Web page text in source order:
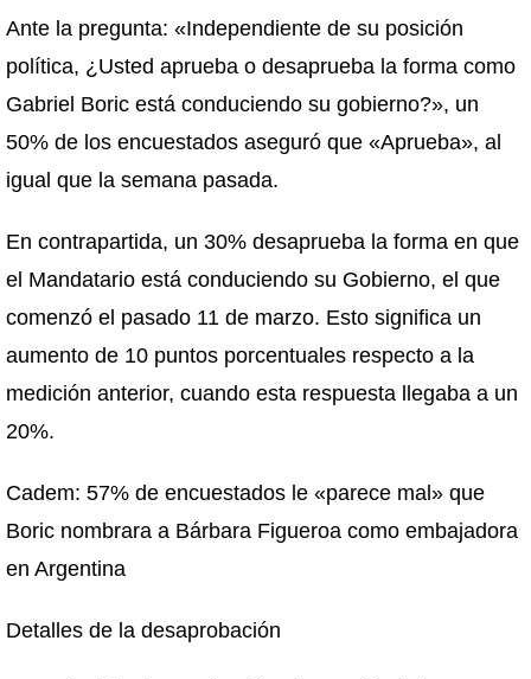
Ante la pregunta: «Independiente de su posición
política, ¿Usted aprueba o desaprueba la forma como
Gabriel Boric está conduciendo su gobierno?», un
50% de los encuestados aseguró que «Aprueba», al
igual que la semana pasada.
En contrapartida, un 30% desaprueba la forma en que
el Mandatario está conduciendo su Gobierno, el que
comenzó el pasado 11 de marzo. Esto significa un
aumento de 10 puntos porcentuales respecto a la
medición anterior, cuando esta respuesta llegaba a un
20%.
Cadem: 57% de encuestados le «parece mal» que
Boric nombrara a Bárbara Figueroa como embajadora
en Argentina
Detalles de la desaprobación